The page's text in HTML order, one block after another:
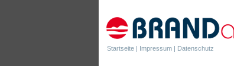
Startseite | Impressum | Datenschutz